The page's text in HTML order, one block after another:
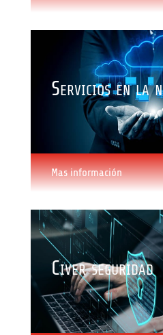
Servicios en la
Mas información
Civer seguridad